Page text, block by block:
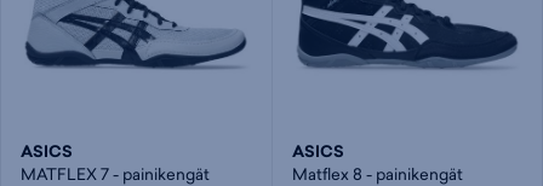
ASICS
MATFLEX 7 - painikengät
ASICS
Matflex 8 - painikengät